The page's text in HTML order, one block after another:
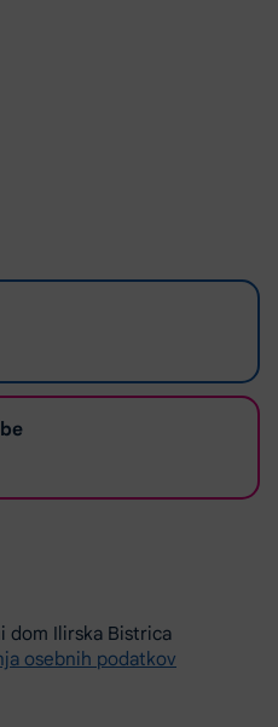
dom Ilirska Bistrica
osebnih podatkov